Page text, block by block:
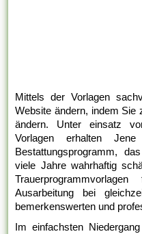
Mittels der Vorlagen
Website ändern, indem Sie
ändern. Unter einsatz
Vorlagen erhalten
Bestattungsprogramm,
viele Jahre wahrhaftig
Ausarbeitung bei
bemerkenswerten und
Im einfachsten